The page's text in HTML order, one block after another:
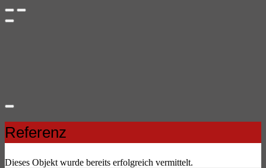
Referenz
Dieses Objekt wurde bereits erfolgreich vermittelt.